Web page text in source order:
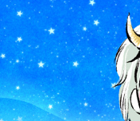
角谷 「引きずられるよ
も旧公明党の議員とも
強会を開く。もちろん
は党対党の会議です。
ね、と」
角谷 「政治はね、直接
わらない、ニュアンス
だからこうなったんだ
とは、たっぷり話し合